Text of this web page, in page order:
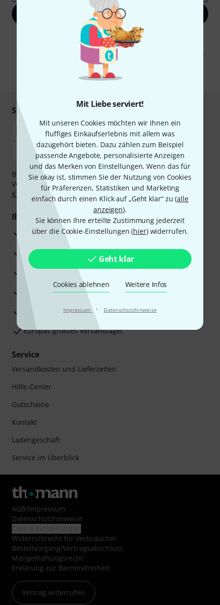
Mit Liebe serviert!
Mit unseren Cookies möchten wir Ihnen ein
fluffiges Einkaufserlebnis mit allem was
dazugehört bieten. Dazu zählen zum Beispiel
passende Angebote, personalisierte Anzeigen
und das Merken von Einstellungen. Wenn das für
Sie okay ist, stimmen Sie der Nutzung von Cookies
für Präferenzen, Statistiken und Marketing
einfach durch einen Klick auf „Geht klar“ zu (alle
anzeigen).
Sie können Ihre erteilte Zustimmung jederzeit
über die Cookie-Einstellungen (hier) widerrufen.
Geht klar
Cookies ablehnen Weitere Infos
Impressum · Datenschutzhinweise
Jetzt anmelden
Mit Klick auf „Jetzt anmelden“ stimmen Sie dem Erhalt von E-Mail-
Werbung und einer Messung des E-Mail-Nutzungsverhaltens zu. Die
Abmeldung ist jederzeit möglich. Weitere Informationen finden Sie in
unseren
Datenschutzhinweisen
* Pflichtfeld
Sicher einkaufen & bezahlen
Bezahlen Sie vertraulich und sicher per Nachnahme,
Vorkasse, PayPal, Amazon Pay, Klarna Sofort bezahlen
Klarna Ratenzahlungoder Kreditkarte.
Ihre Vorteile
3 Jahre Thomann Garantie
30 Tage Money-Back-Garantie
Reparaturservice
Beratung durch Fachexperten
Zufriedenheitsgarantie
Europas größtes Versandlager
Service
Versandkosten und Lieferzeiten
Hilfe-Center
Gutscheine
Kontakt
Ladengeschäft
Service im Überblick
AGB/Impressum
Datenschutzhinweise
Widerrufsrecht für Verbraucher
Bestellvorgang/Vertragsabschluss
Mängelhaftungsrecht
Erklärung zur Barrierefreiheit
Vertrag widerrufen